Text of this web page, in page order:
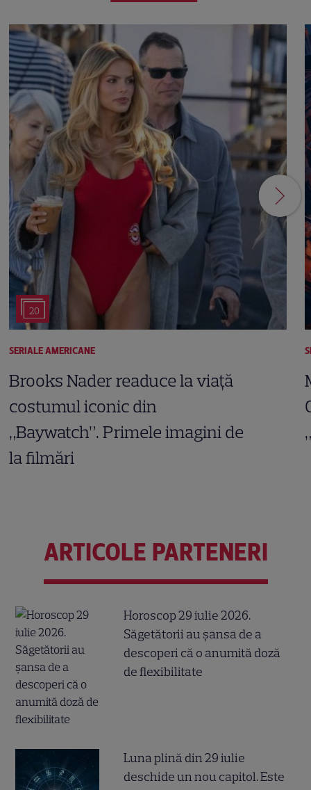
20
SERIALE AMERICANE
Brooks Nader readuce la viață
costumul iconic din
„Baywatch”. Primele imagini de
la filmări
ARTICOLE PARTENERI
Horoscop 29 iulie 2026.
Săgetătorii au șansa de a
descoperi că o anumită doză
de flexibilitate
Luna plină din 29 iulie
deschide un nou capitol. Este